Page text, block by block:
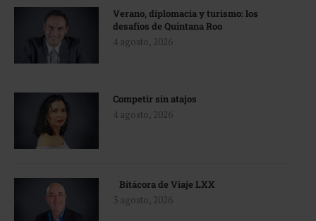
Verano, diplomacia y turismo: los
desafíos de Quintana Roo
4 agosto, 2026
Competir sin atajos
4 agosto, 2026
Bitácora de Viaje LXX
3 agosto, 2026